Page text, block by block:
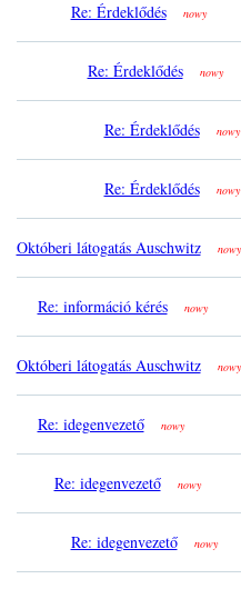
Re: Érdeklődés nowy
Re: Érdeklődés nowy
Re: Érdeklődés nowy
Re: Érdeklődés nowy
Októberi látogatás Auschwitz nowy
Re: információ kérés nowy
Októberi látogatás Auschwitz nowy
Re: idegenvezető nowy
Re: idegenvezető nowy
Re: idegenvezető nowy